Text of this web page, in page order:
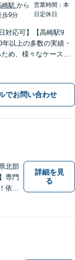
崎駅から
歩9分
営業時間：本
日定休日
対応可】【高崎駅9
以上の多数の実績・
め、様々なケースで
活かして共同して取り
でお問い合わせ
北部
専門
依頼
詳細を見
る